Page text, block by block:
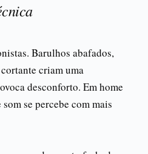
Barulhos abafados,
criam uma
desconforto. Em home
se percebe com mais